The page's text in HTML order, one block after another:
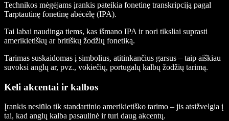
Technikos mėgėjams įrankis pateikia fonetinę transkripciją pagal
Tarptautinę fonetinę abėcėlę (IPA).
Tai labai naudinga tiems, kas išmano IPA ir nori tiksliai suprasti
amerikietiškų ar britiškų žodžių fonetiką.
Tarimas suskaidomas į simbolius, atitinkančius garsus – taip aiškiau
suvoksi anglų ar, pvz., vokiečių, portugalų kalbų žodžių tarimą.
Keli akcentai ir kalbos
Įrankis nesiūlo tik standartinio amerikietiško tarimo – jis atsižvelgia į
tai, kad anglų kalba pasaulinė ir turi daug akcentų.